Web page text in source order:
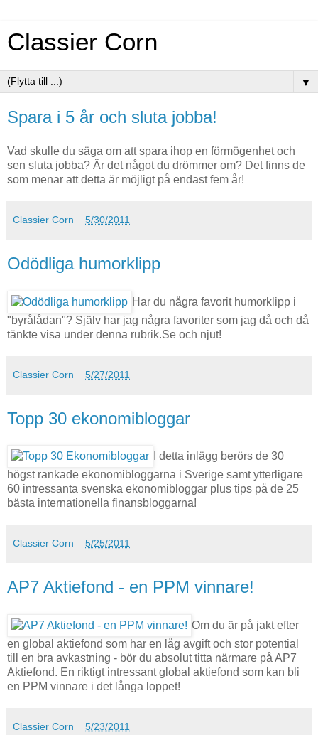
Classier Corn
▼
Spara i 5 år och sluta jobba!
Vad skulle du säga om att spara ihop en förmögenhet och
sen sluta jobba? Är det något du drömmer om? Det finns de
som menar att detta är möjligt på endast fem år!
Classier Corn 5/30/2011
Odödliga humorklipp
Har du några favorit humorklipp i
"byrålådan"? Själv har jag några favoriter som jag då och då
tänkte visa under denna rubrik.Se och njut!
Classier Corn 5/27/2011
Topp 30 ekonomibloggar
I detta inlägg berörs de 30
högst rankade ekonomibloggarna i Sverige samt ytterligare
60 intressanta svenska ekonomibloggar plus tips på de 25
bästa internationella finansbloggarna!
Classier Corn 5/25/2011
AP7 Aktiefond - en PPM vinnare!
Om du är på jakt efter
en global aktiefond som har en låg avgift och stor potential
till en bra avkastning - bör du absolut titta närmare på AP7
Aktiefond. En riktigt intressant global aktiefond som kan bli
en PPM vinnare i det långa loppet!
Classier Corn 5/23/2011